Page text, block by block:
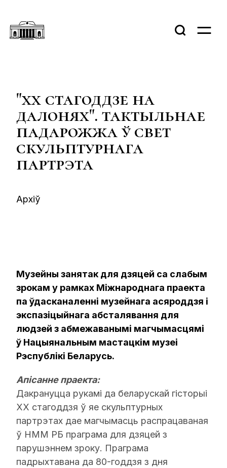
"хх стагоддзе на
далонях". тактыльнае
падарожжа ў свет
скульптурнага
партрэта
Архіў
Музейны занятак для дзяцей са слабым
зрокам у рамках Міжнароднага праекта
па ўдасканаленні музейнага асяроддзя і
экспазіцыйнага абсталявання для
людзей з абмежаванымі магчымасцямі
ў Нацыянальным мастацкім музеі
Рэспублікі Беларусь.
Апісанне праекта:
Дакрануцца рукамі да беларускай гісторыі
ХХ стагоддзя ў яе скульптурных
партрэтах дае магчымасць распрацаваная
ў НММ РБ праграма для дзяцей з
парушэннем зроку. Праграма
падрыхтавана да 80-годдзя з дня